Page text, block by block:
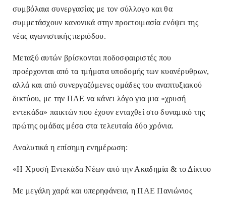
συμβόλαια συνεργασίας με τον σύλλογο και θα
συμμετάσχουν κανονικά στην προετοιμασία ενόψει της
νέας αγωνιστικής περιόδου.
Μεταξύ αυτών βρίσκονται ποδοσφαιριστές που
προέρχονται από τα τμήματα υποδομής των κυανέρυθρων,
αλλά και από συνεργαζόμενες ομάδες του αναπτυξιακού
δικτύου, με την ΠΑΕ να κάνει λόγο για μια «χρυσή
εντεκάδα» παικτών που έχουν ενταχθεί στο δυναμικό της
πρώτης ομάδας μέσα στα τελευταία δύο χρόνια.
Αναλυτικά η επίσημη ενημέρωση:
«Η Χρυσή Εντεκάδα Νέων από την Ακαδημία & το Δίκτυο
Με μεγάλη χαρά και υπερηφάνεια, η ΠΑΕ Πανιώνιος